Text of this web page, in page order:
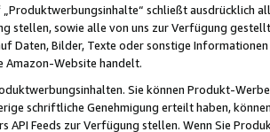
schließt ausdrücklich
stellen, sowie alle von uns zur Verfügung
Daten, Bilder, Texte oder sonstige
Amazon-Website handelt.
Sie können Produkt-
schriftliche Genehmigung erteilt haben,
API Feeds zur Verfügung stellen. Wenn Sie